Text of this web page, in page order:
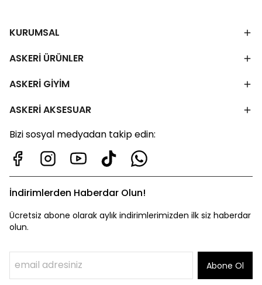
KURUMSAL
ASKERİ ÜRÜNLER
ASKERİ GİYİM
ASKERİ AKSESUAR
Bizi sosyal medyadan takip edin:
İndirimlerden Haberdar Olun!
Ücretsiz abone olarak aylık indirimlerimizden ilk siz haberdar
olun.
Abone Ol